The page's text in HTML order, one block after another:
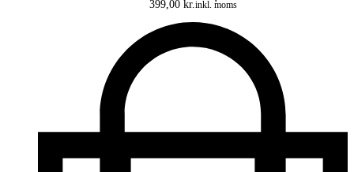
399,00 kr.inkl. moms